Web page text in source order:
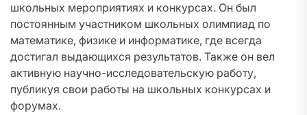
школьных мероприятиях и конкурсах. Он был
постоянным участником школьных олимпиад по
математике, физике и информатике, где всегда
достигал выдающихся результатов. Также он вел
активную научно-исследовательскую работу,
публикуя свои работы на школьных конкурсах и
форумах.